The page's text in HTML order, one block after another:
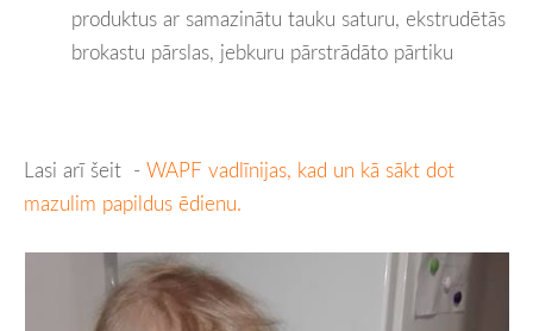
produktus ar samazinātu tauku saturu, ekstrudētās
brokastu pārslas, jebkuru pārstrādāto pārtiku
Lasi arī šeit - WAPF vadlīnijas, kad un kā sākt dot
mazulim papildus ēdienu.